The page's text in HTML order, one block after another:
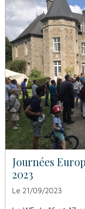
Journées
2023
Le 21/09/2023